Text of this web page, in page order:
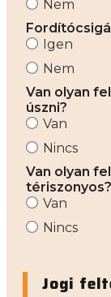
Nem
Igen
Nem
Van olyan
úszni?
Van
Nincs
Van olyan
tériszonyos?
Van
Nincs
Jogi